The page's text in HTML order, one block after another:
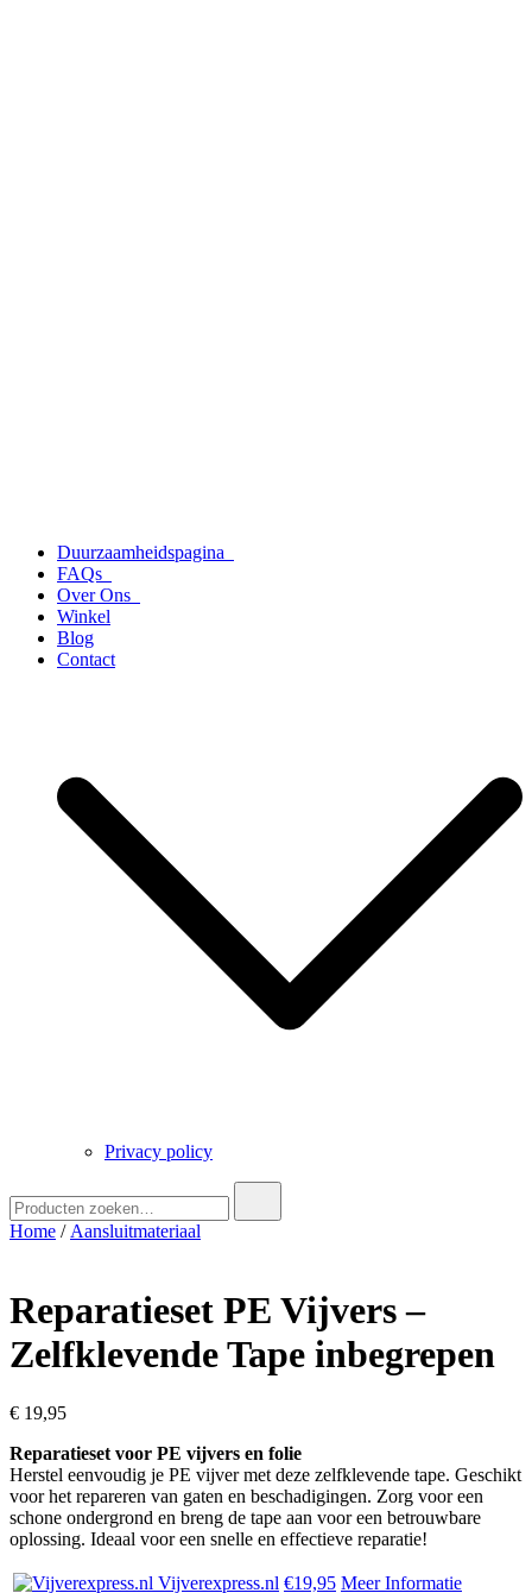
Duurzaamheidspagina
FAQs
Over Ons
Winkel
Blog
Contact
Privacy policy
naar:
Home / Aansluitmateriaal
Reparatieset PE Vijvers –
Zelfklevende Tape inbegrepen
€ 19,95
Reparatieset voor PE vijvers en folie
Herstel eenvoudig je PE vijver met deze zelfklevende tape. Geschikt
voor het repareren van gaten en beschadigingen. Zorg voor een
schone ondergrond en breng de tape aan voor een betrouwbare
oplossing. Ideaal voor een snelle en effectieve reparatie!
Vijverexpress.nl €19,95 Meer Informatie